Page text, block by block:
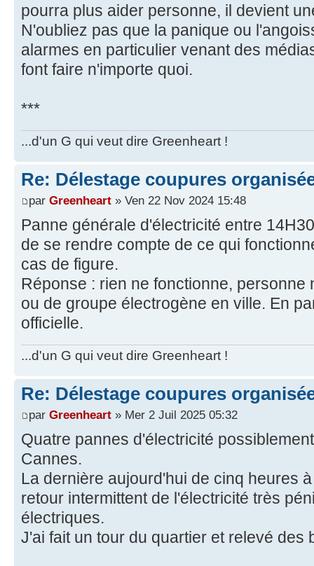
pourra plus aider personne, il devient
N'oubliez pas que la panique ou
alarmes en particulier venant des
font faire n'importe quoi.
***
...d'un G qui veut dire Greenheart !
Re: Délestage coupures
par Greenheart » Ven 22 Nov 2024 15:48
Panne générale d'électricité entre
de se rendre compte de ce qui
cas de figure.
Réponse : rien ne fonctionne,
ou de groupe électrogène en ville. En
officielle.
...d'un G qui veut dire Greenheart !
Re: Délestage coupures
par Greenheart » Mer 2 Juil 2025 05:32
Quatre pannes d'électricité
Cannes.
La dernière aujourd'hui de cinq heures
retour intermittent de l'électricité très
électriques.
J'ai fait un tour du quartier et relevé des